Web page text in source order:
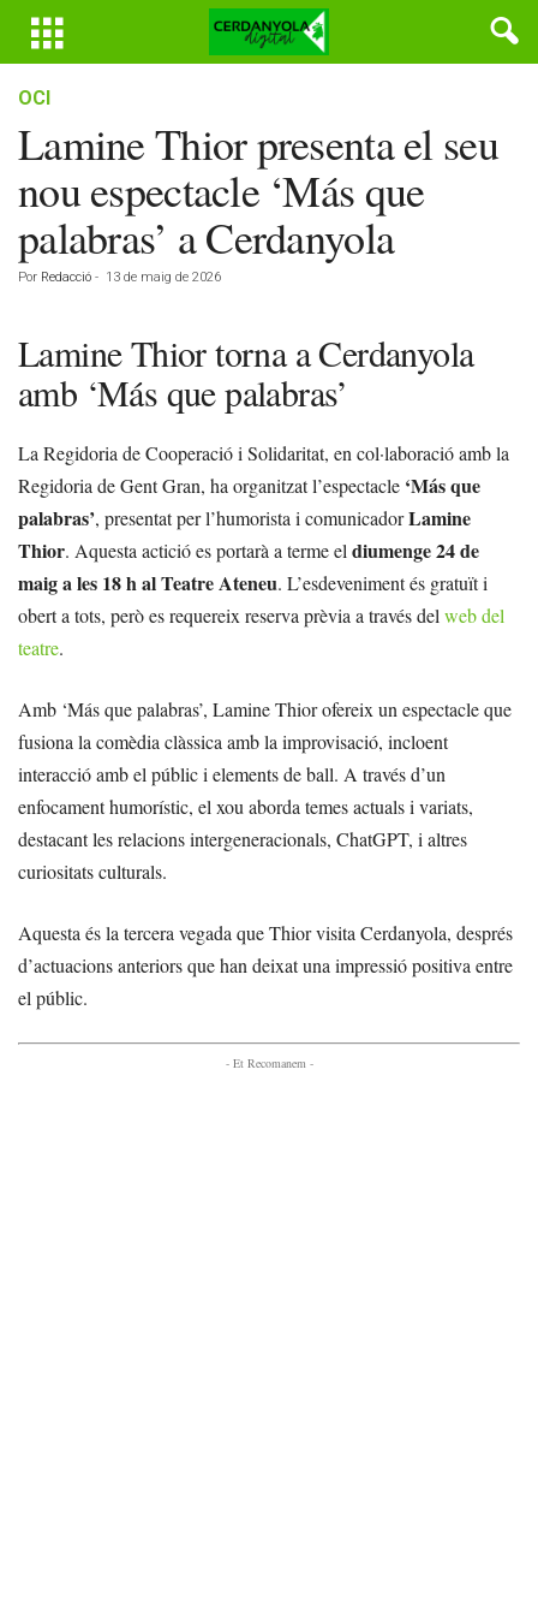
OCI
Lamine Thior presenta el seu
nou espectacle ‘Más que
palabras’ a Cerdanyola
Por Redacció - 13 de maig de 2026
Lamine Thior torna a Cerdanyola
amb ‘Más que palabras’
La Regidoria de Cooperació i Solidaritat, en col·laboració amb la
Regidoria de Gent Gran, ha organitzat l’espectacle ‘Más que
palabras’, presentat per l’humorista i comunicadorLamine
Thior. Aquesta actició es portarà a terme el diumenge 24 de
maig a les 18 h al Teatre Ateneu. L’esdeveniment és gratuït i
obert a tots, però es requereix reserva prèvia a través del web del
teatre.
Amb ‘Más que palabras’, Lamine Thior ofereix un espectacle que
fusiona la comèdia clàssica amb la improvisació, incloent
interacció amb el públic i elements de ball. A través d’un
enfocament humorístic, el xou aborda temes actuals i variats,
destacant les relacions intergeneracionals, ChatGPT, i altres
curiositats culturals.
Aquesta és la tercera vegada que Thior visita Cerdanyola, després
d’actuacions anteriors que han deixat una impressió positiva entre
el públic.
- Et Recomanem -